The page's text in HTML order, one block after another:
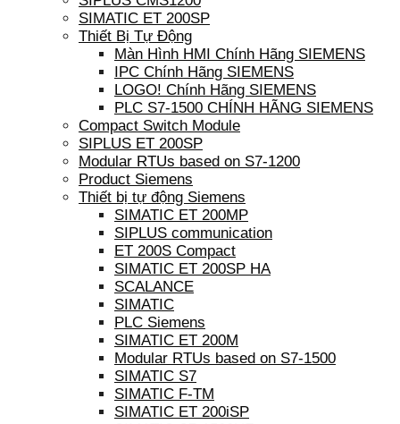
SIMATIC ET 200SP
Thiết Bị Tự Động
Màn Hình HMI Chính Hãng SIEMENS
IPC Chính Hãng SIEMENS
LOGO! Chính Hãng SIEMENS
PLC S7-1500 CHÍNH HÃNG SIEMENS
Compact Switch Module
SIPLUS ET 200SP
Modular RTUs based on S7-1200
Product Siemens
Thiết bị tự động Siemens
SIMATIC ET 200MP
SIPLUS communication
ET 200S Compact
SIMATIC ET 200SP HA
SCALANCE
SIMATIC
PLC Siemens
SIMATIC ET 200M
Modular RTUs based on S7-1500
SIMATIC S7
SIMATIC F-TM
SIMATIC ET 200iSP